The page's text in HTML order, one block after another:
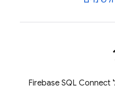
Firebase SQL Connect